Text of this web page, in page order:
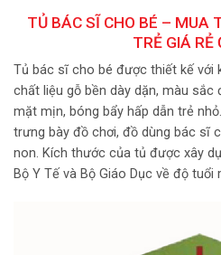
TỦ BÁC SĨ CHO BÉ – MUA
TRẺ GIÁ RẺ
Tủ bác sĩ cho bé được thiết kế với
chất liệu gỗ bền dày dặn, màu sắc
mặt mịn, bóng bẩy hấp dẫn trẻ
trưng bày đồ chơi, đồ dùng bác sĩ
non. Kích thước của tủ được xây
Bộ Y Tế và Bộ Giáo Dục về độ tuổi